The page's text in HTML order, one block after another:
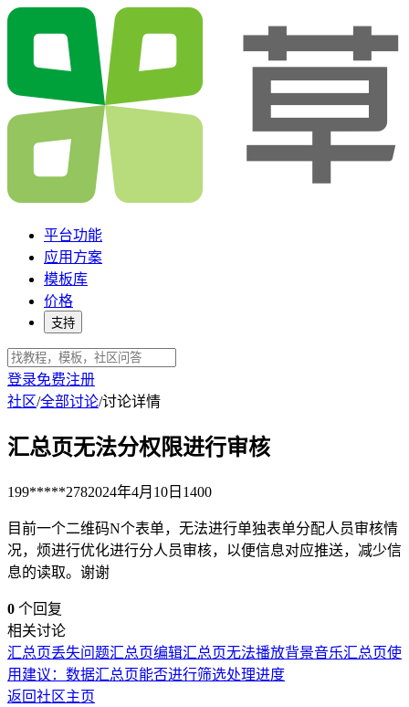
平台功能
应用方案
模板库
价格
支持
登录免费注册
社区/全部讨论/讨论详情
汇总页无法分权限进行审核
199*****2782024年4月10日 1400
目前一个二维码N个表单，无法进行单独表单分配人员审核情
况，烦进行优化进行分人员审核，以便信息对应推送，减少信
息的读取。谢谢
0 个回复
相关讨论
汇总页丢失问题汇总页编辑汇总页无法播放背景音乐汇总页使
用建议：数据汇总页能否进行筛选处理进度
返回社区主页